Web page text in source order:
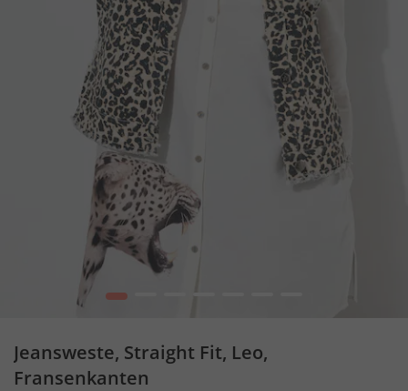
1
Jeansweste, Straight Fit, Leo,
Fransenkanten